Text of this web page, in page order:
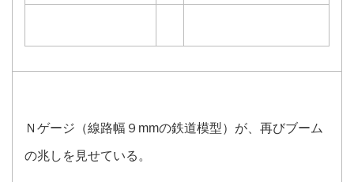
Ｎゲージ（線路幅９mmの鉄道模型）が、再びブーム
の兆しを見せている。